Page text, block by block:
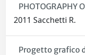
PHOTOGRAPHY
2011 Sacchetti R.
Progetto grafico